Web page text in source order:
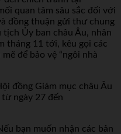
quan tâm sâu sắc đối với
đồng thuận gửi thư chung
tịch Ủy ban châu Âu, nhân
tháng 11 tới, kêu gọi các
để bảo vệ “ngôi nhà
đồng Giám mục châu Âu
ngày 27 đến
bạn muốn nhận các bản